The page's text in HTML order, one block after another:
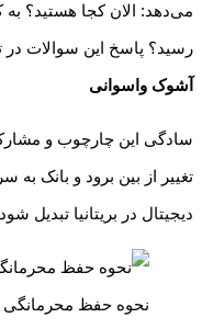
می‌دهد: الان کجا هستید؟ به
رسید؟ پاسخ این سوالات
آشوک واسوانی
سادگی این چارچوب و
تغییر از بین برود و بانک
دیجیتال در بریتانیا تبدیل
نحوه حفظ محرمانگی